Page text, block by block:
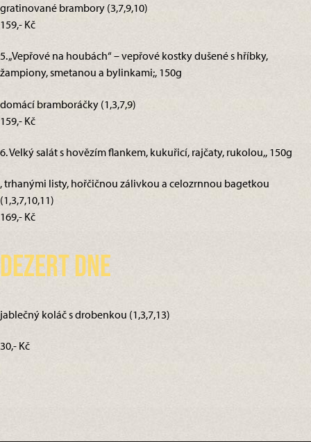
gratinované brambory (3,7,9,10)
159,- Kč
5. „Vepřové na houbách“ – vepřové kostky dušené s hříbky,
žampiony, smetanou a bylinkami;, 150g
domácí bramboráčky (1,3,7,9)
159,- Kč
6. Velký salát s hovězím flankem, kukuřicí, rajčaty, rukolou,, 150g
, trhanými listy, hořčičnou zálivkou a celozrnnou bagetkou
(1,3,7,10,11)
169,- Kč
Dezert dne
jablečný koláč s drobenkou (1,3,7,13)
30,- Kč